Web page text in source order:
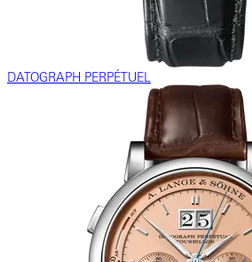
DATOGRAPH PERPÉTUEL